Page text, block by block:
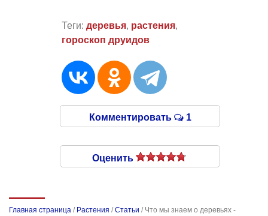
Теги: деревья, растения,
гороскоп друидов
Комментировать 1
Оценить
Главная страница / Растения /Статьи / Что мы знаем о деревьях -